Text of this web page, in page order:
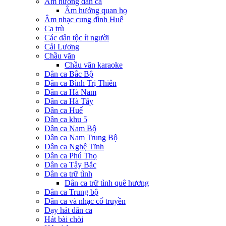
Âm hưởng quan họ
Âm nhạc cung đình Huế
Ca trù
Các dân tộc ít người
Cải Lương
Chầu văn
Chầu văn karaoke
Dân ca Bắc Bộ
Dân ca Bình Trị Thiên
Dân ca Hà Nam
Dân ca Hà Tây
Dân ca Huế
Dân ca khu 5
Dân ca Nam Bộ
Dân ca Nam Trung Bộ
Dân ca Nghệ Tĩnh
Dân ca Phú Thọ
Dân ca Tây Bắc
Dân ca trữ tình
Dân ca trữ tình quê hương
Dân ca Trung bộ
Dân ca và nhạc cổ truyền
Dạy hát dân ca
Hát bài chòi